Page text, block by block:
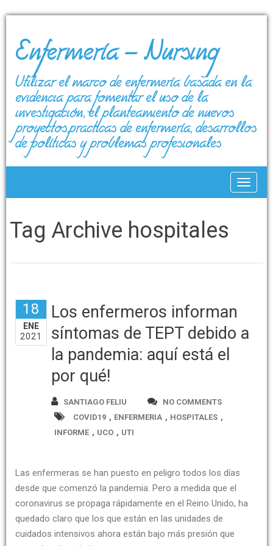
Enfermería – Nursing
Utilizar el marco de enfermería basada en la
evidencia para fomentar el uso de la
investigación, el planteamiento de nuevos
proyectos,prácticas de enfermería, desarrollos
de políticas y problemas profesionales
Tag Archive hospitales
18
ENE
2021
Los enfermeros informan
síntomas de TEPT debido a
la pandemia: aquí está el
por qué!
SANTIAGO FELIU
NO COMMENTS
COVID19 , ENFERMERIA , HOSPITALES ,
INFORME , UCO , UTI
Las enfermeras se han puesto en peligro todos los días
desde que comenzó la pandemia. Pero a medida que el
coronavirus se propaga rápidamente en el Reino Unido, ha
quedado claro que los que están en las unidades de
cuidados intensivos ahora están bajo más presión que